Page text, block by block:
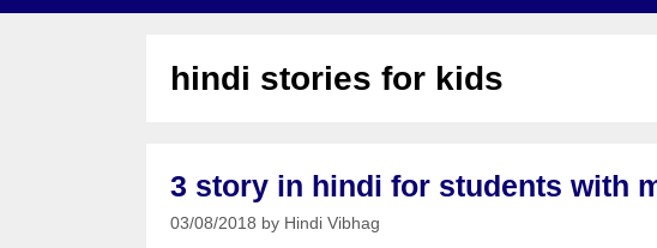
hindi stories for kids
3 story in hindi for students with
03/08/2018 by Hindi Vibhag